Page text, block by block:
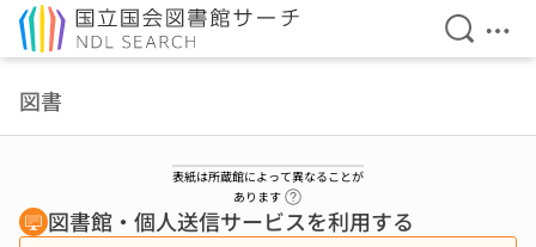
検索を
メ
図書
表紙は所蔵館によって異なることが
あります
図書館・個人送信サービスを利用する